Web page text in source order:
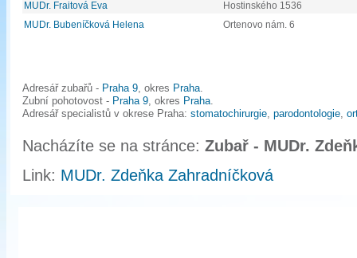
MUDr. Fraitová Eva
Hostinského 1536
MUDr. Bubeníčková Helena
Ortenovo nám. 6
Adresář zubařů - Praha 9, okres Praha.
Zubní pohotovost - Praha 9, okres Praha.
Adresář specialistů v okrese Praha: stomatochirurgie, parodontologie,
Nacházíte se na stránce: Zubař - MUDr.
Link: MUDr. Zdeňka Zahradníčková